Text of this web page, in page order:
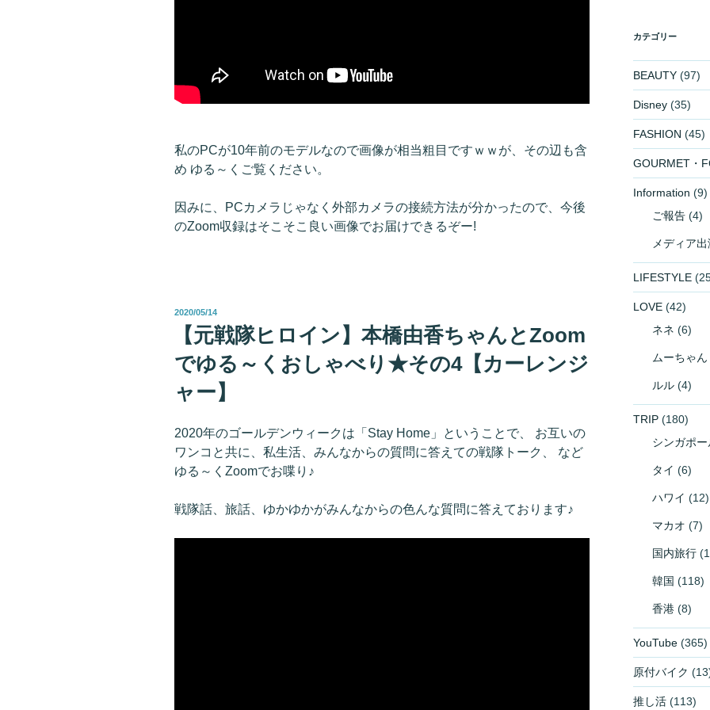
私のPCが10年前のモデルなので画像が相当粗目ですｗｗが、その辺も含
め ゆる～くご覧ください。
因みに、PCカメラじゃなく外部カメラの接続方法が分かったので、今後
のZoom収録はそこそこ良い画像でお届けできるぞー!
投
2020/05/14
【元戦隊ヒロイン】本橋由香ちゃんとZoom
でゆる～くおしゃべり★その4【カーレンジ
ャー】
2020年のゴールデンウィークは「Stay Home」ということで、 お互いの
ワンコと共に、私生活、みんなからの質問に答えての戦隊トーク、 など
ゆる～くZoomでお喋り♪
戦隊話、旅話、ゆかゆかがみんなからの色んな質問に答えております♪
カテゴリー
BEAUTY(97)
Disney(35)
FASHION (45)
GOURMET・
Information (9)
ご報告(4)
メディア出
LIFESTYLE
LOVE(42)
ネネ (6)
ムーちゃん
ルル(4)
TRIP(180)
シンガポー
タイ (6)
ハワイ (12)
マカオ (7)
国内旅行
韓国 (118)
香港(8)
YouTube(365)
原付バイク
推し活(113)